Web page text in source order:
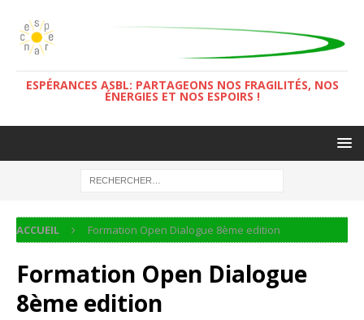
ESPÉRANCES ASBL: PARTAGEONS NOS FRAGILITÉS, NOS
ÉNERGIES ET NOS ESPOIRS !
ACCUEIL Formation Open Dialogue 8ème edition
Formation Open Dialogue
8ème edition